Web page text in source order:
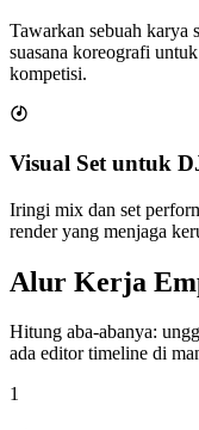
Tawarkan sebuah karya
suasana koreografi
kompetisi.
Visual Set untuk
Iringi mix dan set
render yang menjaga
Alur Kerja
Hitung aba-abanya:
ada editor timeline di
1